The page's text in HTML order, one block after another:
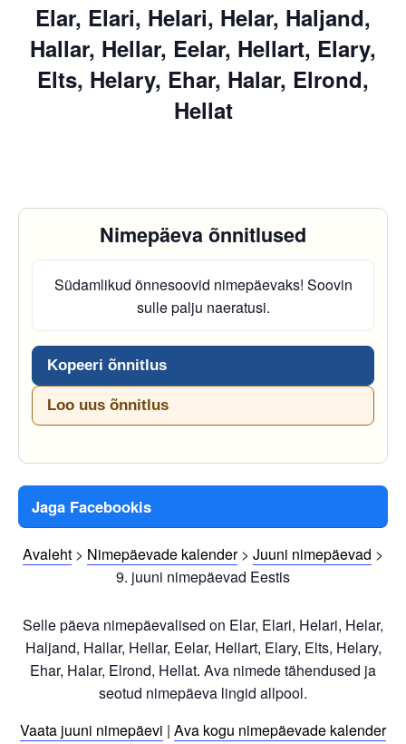
Elar, Elari, Helari, Helar, Haljand,
Hallar, Hellar, Eelar, Hellart, Elary,
Elts, Helary, Ehar, Halar, Elrond,
Hellat
Nimepäeva õnnitlused
Südamlikud õnnesoovid nimepäevaks! Soovin
sulle palju naeratusi.
Kopeeri õnnitlus
Loo uus õnnitlus
Jaga Facebookis
Avaleht > Nimepäevade kalender> Juuni nimepäevad >
9. juuni nimepäevad Eestis
Selle päeva nimepäevalised on Elar, Elari, Helari, Helar,
Haljand, Hallar, Hellar, Eelar, Hellart, Elary, Elts, Helary,
Ehar, Halar, Elrond, Hellat. Ava nimede tähendused ja
seotud nimepäeva lingid allpool.
Vaata juuni nimepäevi | Ava kogu nimepäevade kalender